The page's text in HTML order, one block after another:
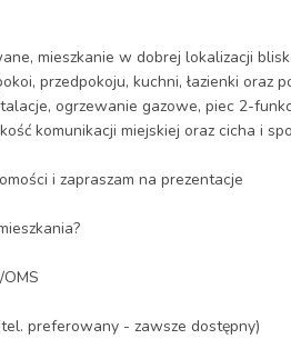
mieszkanie w dobrej lokalizacji
przedpokoju, kuchni, łazienki oraz
ogrzewanie gazowe, piec 2-
komunikacji miejskiej oraz cicha i
i zapraszam na prezentacje
preferowany - zawsze dostępny)